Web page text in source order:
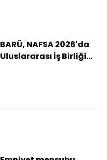
BARÜ, NAFSA 2026'da
Uluslararası İş Birliği